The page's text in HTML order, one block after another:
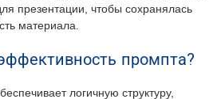
презентации, чтобы сохранялась
материала.
промпта?
логичную структуру,